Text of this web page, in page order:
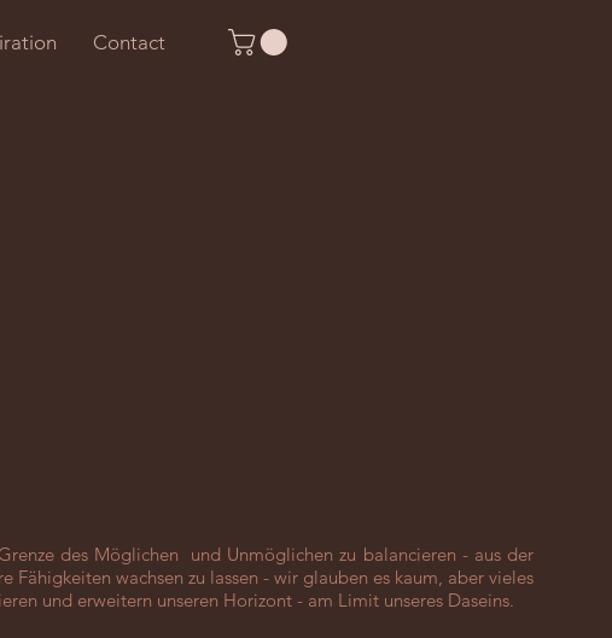
Contact
des Möglichen und Unmöglichen zu balancieren - aus der
Fähigkeiten wachsen zu lassen - wir glauben es kaum, aber vieles
und erweitern unseren Horizont - am Limit unseres Daseins.